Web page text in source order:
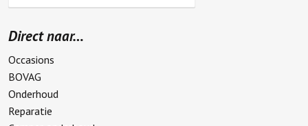
Direct naar…
Occasions
BOVAG
Onderhoud
Reparatie